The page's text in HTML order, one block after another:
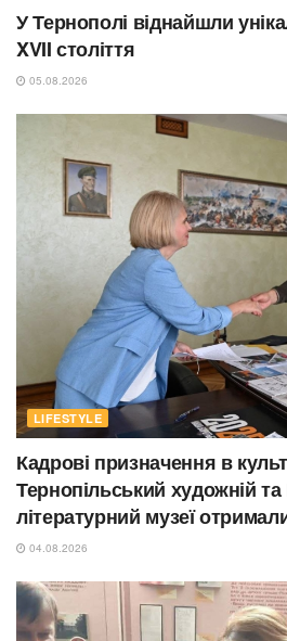
У Тернополі віднайшли
XVII століття
05.08.2026
LIFESTYLE
Кадрові призначення в
Тернопільський художній
літературний музеї
04.08.2026